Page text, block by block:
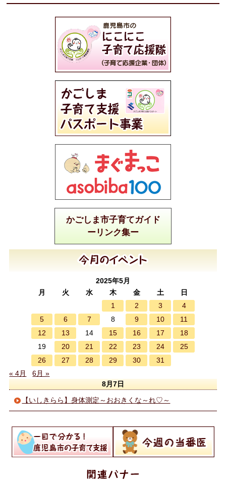
かごしま市子育てガイド
ーリンク集ー
2025年5月
月
火 水 木 金 土
日
1
2 3
4
5
6 7 8 9 10
11
12
13 14 15 16 17
18
19
20 21 22 23 24
25
26
27 28 29 30
31
« 4月
6月 »
8月7日
【いしきらら】身体測定～おおきくな～れ♡～